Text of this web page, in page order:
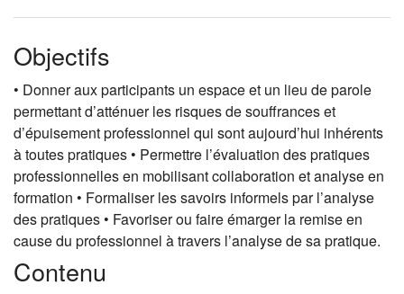
Objectifs
• Donner aux participants un espace et un lieu de parole
permettant d’atténuer les risques de souffrances et
d’épuisement professionnel qui sont aujourd’hui inhérents
à toutes pratiques • Permettre l’évaluation des pratiques
professionnelles en mobilisant collaboration et analyse en
formation • Formaliser les savoirs informels par l’analyse
des pratiques • Favoriser ou faire émarger la remise en
cause du professionnel à travers l’analyse de sa pratique.
Contenu